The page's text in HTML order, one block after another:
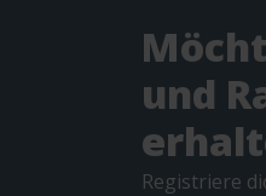
und
Registriere